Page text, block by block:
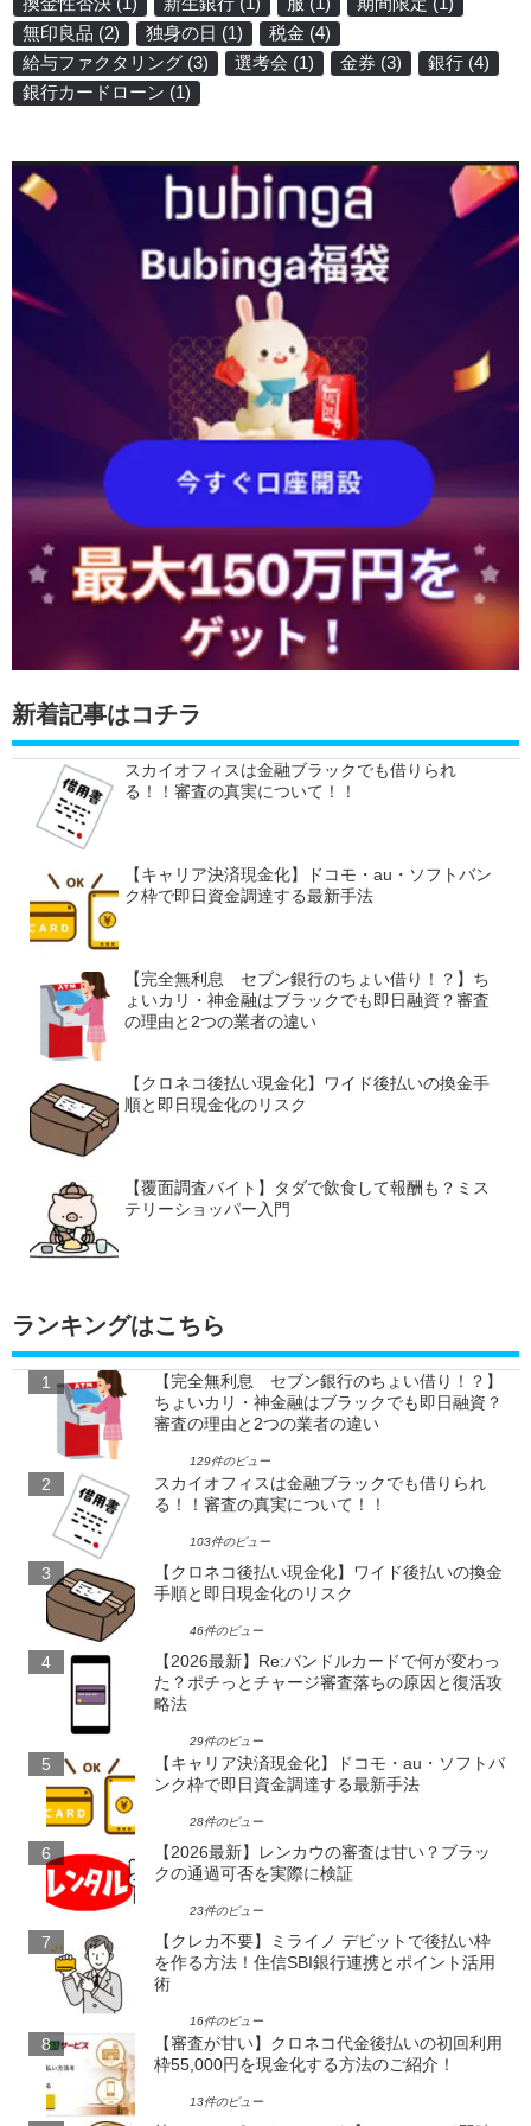
無印良品 (2) 独身の日 (1) 税金 (4)
給与ファクタリング (3) 選考会 (1) 金券 (3) 銀行 (4)
銀行カードローン (1)
新着記事はコチラ
スカイオフィスは金融ブラックでも借りられ
る！！審査の真実について！！
【キャリア決済現金化】ドコモ・au・ソフトバン
ク枠で即日資金調達する最新手法
【完全無利息 セブン銀行のちょい借り！？】ち
ょいカリ・神金融はブラックでも即日融資？審査
の理由と2つの業者の違い
【クロネコ後払い現金化】ワイド後払いの換金手
順と即日現金化のリスク
【覆面調査バイト】タダで飲食して報酬も？ミス
テリーショッパー入門
ランキングはこちら
【完全無利息 セブン銀行のちょい借り！？】
ちょいカリ・神金融はブラックでも即日融資？
審査の理由と2つの業者の違い
129件のビュー
スカイオフィスは金融ブラックでも借りられ
る！！審査の真実について！！
103件のビュー
【クロネコ後払い現金化】ワイド後払いの換金
手順と即日現金化のリスク
46件のビュー
【2026最新】Re:バンドルカードで何が変わっ
た？ポチっとチャージ審査落ちの原因と復活攻
略法
29件のビュー
【キャリア決済現金化】ドコモ・au・ソフトバ
ンク枠で即日資金調達する最新手法
28件のビュー
【2026最新】レンカウの審査は甘い？ブラッ
クの通過可否を実際に検証
23件のビュー
【クレカ不要】ミライノ デビットで後払い枠
を作る方法！住信SBI銀行連携とポイント活用
術
16件のビュー
【審査が甘い】クロネコ代金後払いの初回利用
枠55,000円を現金化する方法のご紹介！
13件のビュー